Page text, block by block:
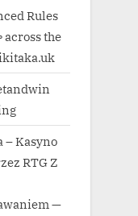
Rules
across the
– Kasyno
RTG Z
—